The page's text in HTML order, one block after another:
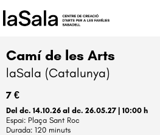
Camí de les Arts
laSala (Catalunya)
7 €
Del dc. 14.10.26 al dc. 26.05.27 | 10:00 h
Plaça Sant Roc
Durada: 120 minuts